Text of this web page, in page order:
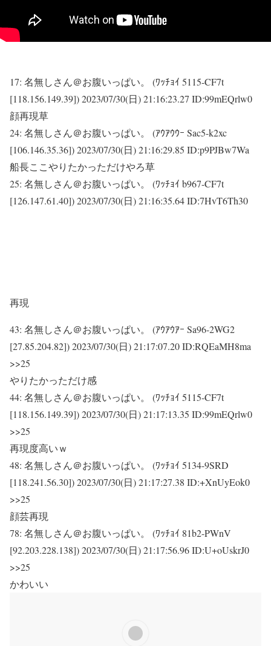
17: 名無しさん＠お腹いっぱい。 (ﾜｯﾁｮｲ 5115-CF7t
[118.156.149.39])2023/07/30(日) 21:16:23.27 ID:99mEQrlw0
顔再現草
24: 名無しさん＠お腹いっぱい。 (ｱｳｱｳｳｰ Sac5-k2xc
[106.146.35.36])2023/07/30(日) 21:16:29.85 ID:p9PJBw7Wa
船長ここやりたかっただけやろ草
25: 名無しさん＠お腹いっぱい。 (ﾜｯﾁｮｲ b967-CF7t
[126.147.61.40])2023/07/30(日) 21:16:35.64 ID:7HvT6Th30
再現
43: 名無しさん＠お腹いっぱい。 (ｱｳｱｳｱｰ Sa96-2WG2
[27.85.204.82])2023/07/30(日) 21:17:07.20 ID:RQEaMH8ma
>>25
やりたかっただけ感
44: 名無しさん＠お腹いっぱい。 (ﾜｯﾁｮｲ 5115-CF7t
[118.156.149.39])2023/07/30(日) 21:17:13.35 ID:99mEQrlw0
>>25
再現度高いｗ
48: 名無しさん＠お腹いっぱい。 (ﾜｯﾁｮｲ 5134-9SRD
[118.241.56.30])2023/07/30(日) 21:17:27.38 ID:+XnUyEok0
>>25
顔芸再現
78: 名無しさん＠お腹いっぱい。 (ﾜｯﾁｮｲ 81b2-PWnV
[92.203.228.138])2023/07/30(日) 21:17:56.96 ID:U+oUskrJ0
>>25
かわいい